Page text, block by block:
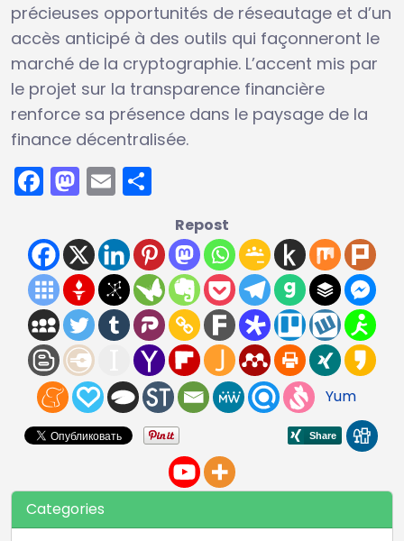
précieuses opportunités de réseautage et d’un
accès anticipé à des outils qui façonneront le
marché de la cryptographie. L’accent mis par
le projet sur la transparence financière
renforce sa présence dans le paysage de la
finance décentralisée.
Facebook
Mastodon
Email
Repost
Yum
Categories